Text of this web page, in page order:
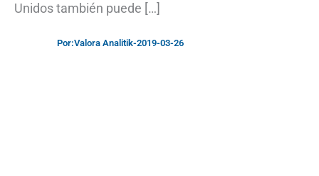
Unidos también puede […]
Por:Valora Analitik-2019-03-26